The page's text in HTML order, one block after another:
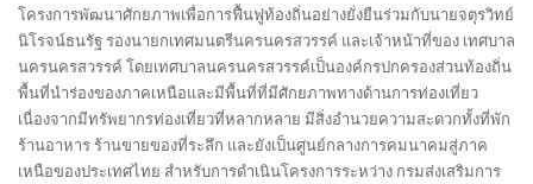
โครงการพัฒนาศักยภาพเพื่อการฟื้นฟูท้องถิ่นอย่างยั่งยืนร่วมกับนายจตุรวิทย์
นิโรจน์ธนรัฐ รองนายกเทศมนตรีนครนครสวรรค์ และเจ้าหน้าที่ของ เทศบาล
นครนครสวรรค์ โดยเทศบาลนครนครสวรรค์เป็นองค์กรปกครองส่วนท้องถิ่น
พื้นที่นำร่องของภาคเหนือและมีพื้นที่ที่มีศักยภาพทางด้านการท่องเที่ยว
เนื่องจากมีทรัพยากรท่องเที่ยวที่หลากหลาย มีสิ่งอำนวยความสะดวกทั้งที่พัก
ร้านอาหาร ร้านขายของที่ระลึก และยังเป็นศูนย์กลางการคมนาคมสู่ภาค
เหนือของประเทศไทย สำหรับการดำเนินโครงการระหว่าง กรมส่งเสริมการ